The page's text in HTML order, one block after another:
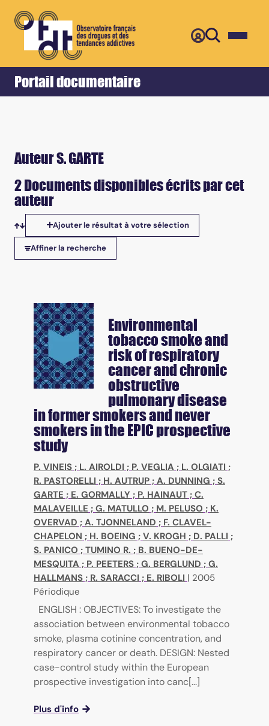
Portail documentaire
Accueil Retour
Auteur S. GARTE
2 Documents disponibles écrits par cet
auteur
Tris disponibles
Ajouter le résultat à votre sélection
Affiner la recherche
Environmental
tobacco smoke and
risk of respiratory
cancer and chronic
obstructive
pulmonary disease
in former smokers and never
smokers in the EPIC prospective
study
P. VINEIS ; L. AIROLDI ; P. VEGLIA ; L. OLGIATI ;
R. PASTORELLI ; H. AUTRUP ; A. DUNNING ; S.
GARTE ; E. GORMALLY ; P. HAINAUT ; C.
MALAVEILLE ; G. MATULLO ; M. PELUSO ; K.
OVERVAD ; A. TJONNELAND ; F. CLAVEL-
CHAPELON ; H. BOEING ; V. KROGH ; D. PALLI ;
S. PANICO ; TUMINO R. ; B. BUENO-DE-
MESQUITA ; P. PEETERS ; G. BERGLUND ; G.
HALLMANS ; R. SARACCI ; E. RIBOLI | 2005
Périodique
ENGLISH : OBJECTIVES: To investigate the
association between environmental tobacco
smoke, plasma cotinine concentration, and
respiratory cancer or death. DESIGN: Nested
case-control study within the European
prospective investigation into canc[...]
Plus d'info